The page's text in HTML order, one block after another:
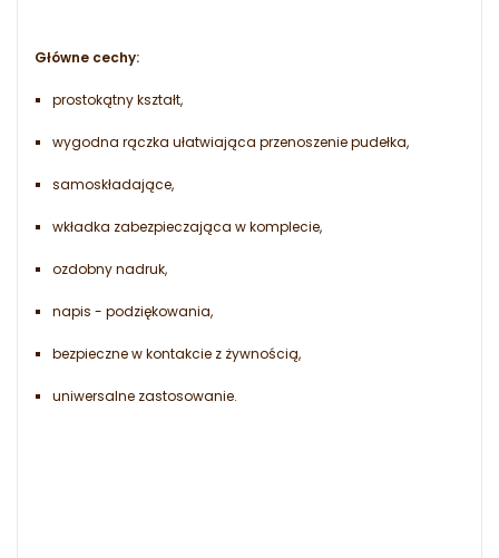
Główne cechy:
prostokątny kształt,
wygodna rączka ułatwiająca przenoszenie pudełka,
samoskładające,
wkładka zabezpieczająca w komplecie,
ozdobny nadruk,
napis - podziękowania,
bezpieczne w kontakcie z żywnością,
uniwersalne zastosowanie.